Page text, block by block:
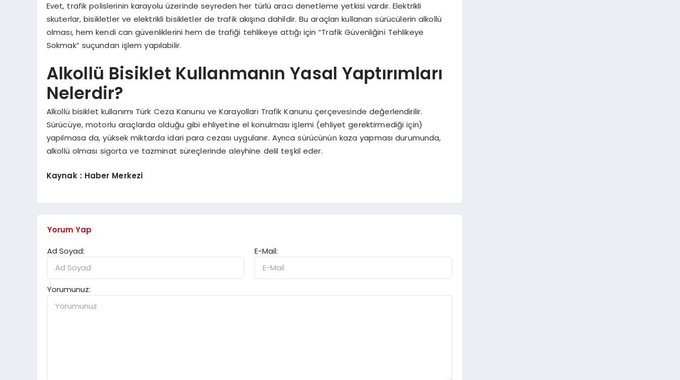
Evet, trafik polislerinin karayolu üzerinde seyreden her türlü aracı denetleme yetkisi vardır. Elektrikli
skuterlar, bisikletler ve elektrikli bisikletler de trafik akışına dahildir. Bu araçları kullanan sürücülerin alkollü
olması, hem kendi can güvenliklerini hem de trafiği tehlikeye attığı için “Trafik Güvenliğini Tehlikeye
Sokmak” suçundan işlem yapılabilir.
Alkollü Bisiklet Kullanmanın Yasal Yaptırımları
Nelerdir?
Alkollü bisiklet kullanımı Türk Ceza Kanunu ve Karayolları Trafik Kanunu çerçevesinde değerlendirilir.
Sürücüye, motorlu araçlarda olduğu gibi ehliyetine el konulması işlemi (ehliyet gerektirmediği için)
yapılmasa da, yüksek miktarda idari para cezası uygulanır. Ayrıca sürücünün kaza yapması durumunda,
alkollü olması sigorta ve tazminat süreçlerinde aleyhine delil teşkil eder.
Kaynak : Haber Merkezi
Yorum Yap
Ad Soyad:
E-Mail:
Yorumunuz: